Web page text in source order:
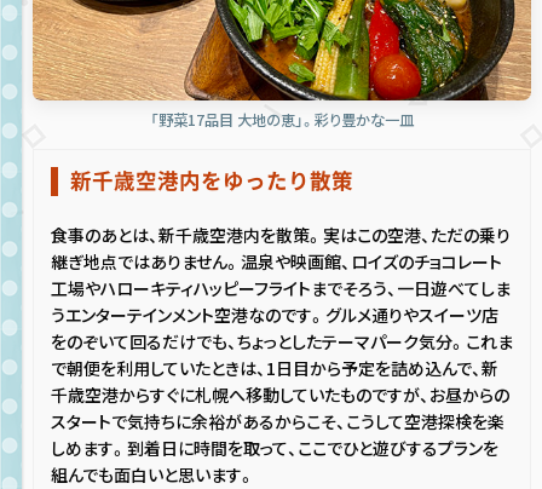
「野菜17品目 大地の恵」。彩り豊かな一皿
新千歳空港内をゆったり散策
食事のあとは、新千歳空港内を散策。実はこの空港、ただの乗り
継ぎ地点ではありません。温泉や映画館、ロイズのチョコレート
工場やハローキティハッピーフライトまでそろう、一日遊べてしま
うエンターテインメント空港なのです。グルメ通りやスイーツ店
をのぞいて回るだけでも、ちょっとしたテーマパーク気分。これま
で朝便を利用していたときは、1日目から予定を詰め込んで、新
千歳空港からすぐに札幌へ移動していたものですが、お昼からの
スタートで気持ちに余裕があるからこそ、こうして空港探検を楽
しめます。到着日に時間を取って、ここでひと遊びするプランを
組んでも面白いと思います。